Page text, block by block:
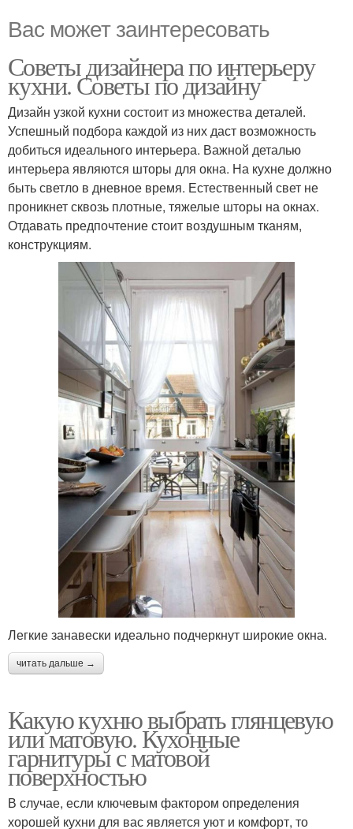
Вас может заинтересовать
Советы дизайнера по интерьеру
кухни. Советы по дизайну
Дизайн узкой кухни состоит из множества деталей.
Успешный подбора каждой из них даст возможность
добиться идеального интерьера. Важной деталью
интерьера являются шторы для окна. На кухне должно
быть светло в дневное время. Естественный свет не
проникнет сквозь плотные, тяжелые шторы на окнах.
Отдавать предпочтение стоит воздушным тканям,
конструкциям.
Легкие занавески идеально подчеркнут широкие окна.
читать дальше →
Какую кухню выбрать глянцевую
или матовую. Кухонные
гарнитуры с матовой
поверхностью
В случае, если ключевым фактором определения
хорошей кухни для вас является уют и комфорт, то